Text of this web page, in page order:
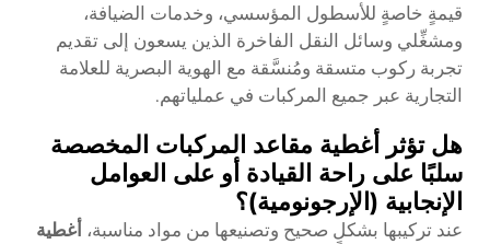
قيمةٍ خاصةٍ للأسطول المؤسسي، وخدمات الضيافة،
ومشغِّلي وسائل النقل الفاخرة الذين يسعون إلى تقديم
تجربة ركوب متسقة ومُنسَّقة مع الهوية البصرية للعلامة
التجارية عبر جميع المركبات في عملياتهم.
هل تؤثر أغطية مقاعد المركبات المخصصة
سلبًا على راحة القيادة أو على العوامل
الإنجابية (الإرجونومية)؟
عند تركيبها بشكلٍ صحيح وتصنيعها من مواد مناسبة، أغطية